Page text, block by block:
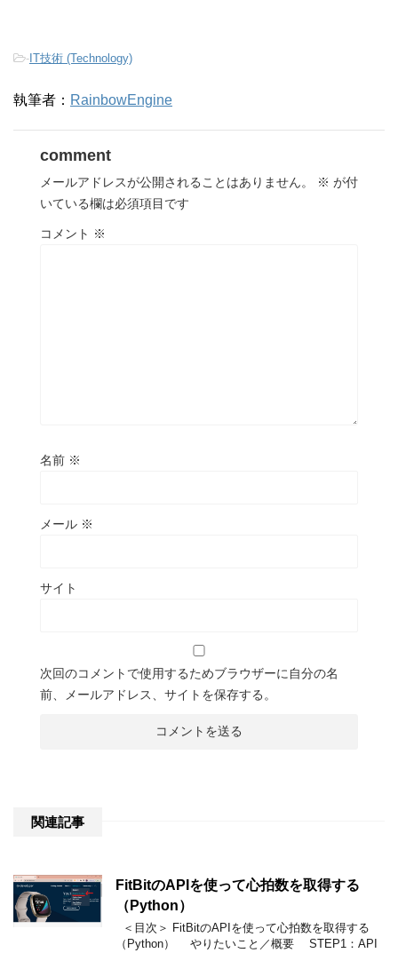
- IT技術 (Technology)
執筆者： RainbowEngine
comment
メールアドレスが公開されることはありません。 ※ が付
いている欄は必須項目です
コメント ※
名前 ※
メール ※
サイト
次回のコメントで使用するためブラウザーに自分の名
前、メールアドレス、サイトを保存する。
関連記事
FitBitのAPIを使って心拍数を取得する
（Python）
＜目次＞ FitBitのAPIを使って心拍数を取得する
（Python） やりたいこと／概要 STEP1：API